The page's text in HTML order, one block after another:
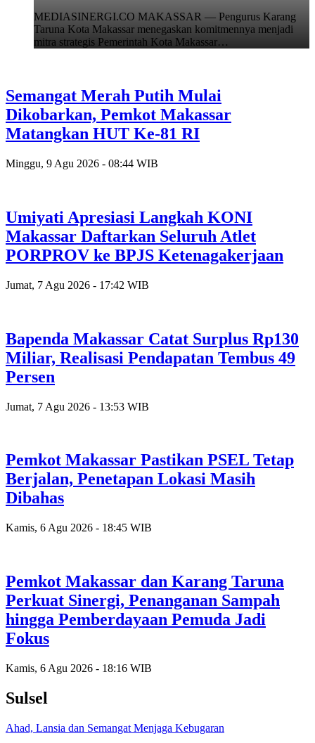
MEDIASINERGI.CO MAKASSAR — Pengurus Karang
Taruna Kota Makassar menegaskan komitmennya menjadi
mitra strategis Pemerintah Kota Makassar…
Semangat Merah Putih Mulai
Dikobarkan, Pemkot Makassar
Matangkan HUT Ke-81 RI
Minggu, 9 Agu 2026 - 08:44 WIB
Umiyati Apresiasi Langkah KONI
Makassar Daftarkan Seluruh Atlet
PORPROV ke BPJS Ketenagakerjaan
Jumat, 7 Agu 2026 - 17:42 WIB
Bapenda Makassar Catat Surplus Rp130
Miliar, Realisasi Pendapatan Tembus 49
Persen
Jumat, 7 Agu 2026 - 13:53 WIB
Pemkot Makassar Pastikan PSEL Tetap
Berjalan, Penetapan Lokasi Masih
Dibahas
Kamis, 6 Agu 2026 - 18:45 WIB
Pemkot Makassar dan Karang Taruna
Perkuat Sinergi, Penanganan Sampah
hingga Pemberdayaan Pemuda Jadi
Fokus
Kamis, 6 Agu 2026 - 18:16 WIB
Sulsel
Ahad, Lansia dan Semangat Menjaga Kebugaran